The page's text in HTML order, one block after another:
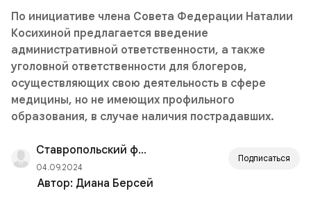
По инициативе члена Совета Федерации Наталии
Косихиной предлагается введение
административной ответственности, а также
уголовной ответственности для блогеров,
осуществляющих свою деятельность в сфере
медицины, но не имеющих профильного
образования, в случае наличия пострадавших.
Ставропольский филиал РАНХиГС
04.09.2024
Подписаться
Автор: Диана Берсей